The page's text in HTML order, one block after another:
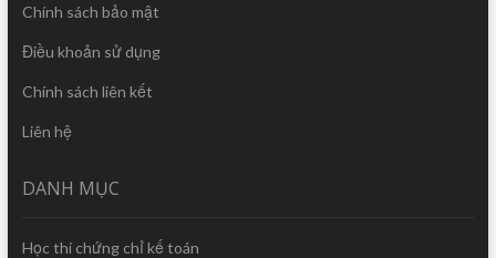
Chính sách bảo mật
Điều khoản sử dụng
Chính sách liên kết
Liên hệ
DANH MỤC
Học thi chứng chỉ kế toán